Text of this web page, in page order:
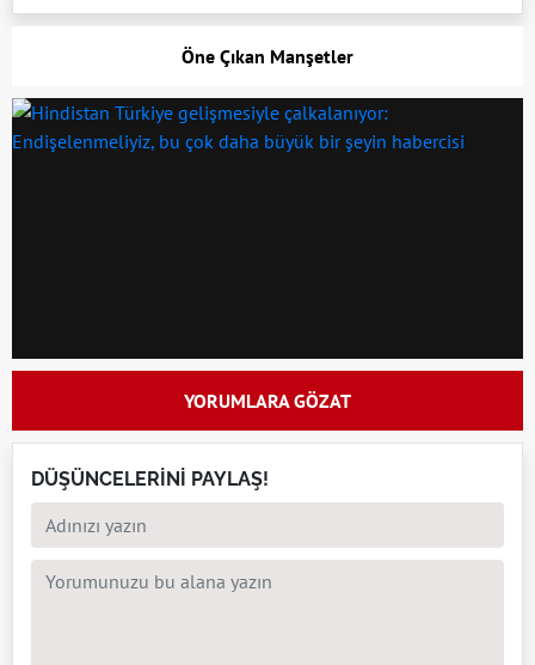
Öne Çıkan Manşetler
YORUMLARA GÖZAT
DÜŞÜNCELERİNİ PAYLAŞ!